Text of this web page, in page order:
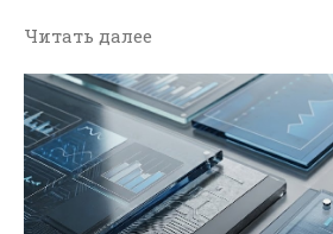
Читать далее